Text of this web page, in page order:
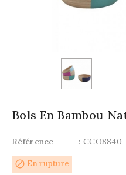
Bols En Bambou
Référence : CCO8840
block En rupture